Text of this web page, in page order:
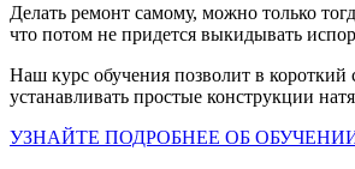
Делать ремонт самому, можно только
что потом не придется выкидывать
Наш курс обучения позволит в короткий
устанавливать простые конструкции
УЗНАЙТЕ ПОДРОБНЕЕ ОБ